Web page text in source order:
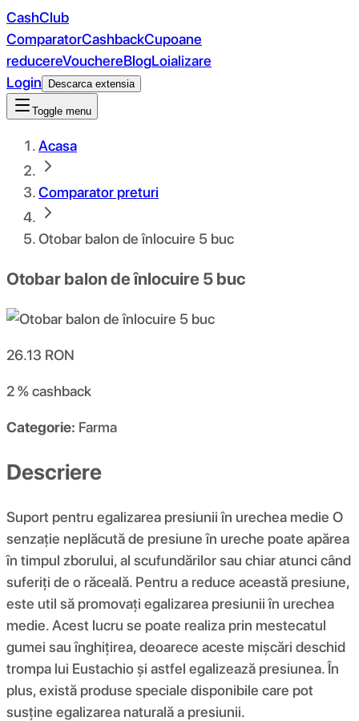
CashClub
ComparatorCashbackCupoane
reducereVouchereBlogLoializare
Login
Descarca extensia
Toggle menu
Acasa
Comparator preturi
Otobar balon de înlocuire 5 buc
Otobar balon de înlocuire 5 buc
26.13 RON
2 %cashback
Categorie: Farma
Descriere
Suport pentru egalizarea presiunii în urechea medie O
senzație neplăcută de presiune în ureche poate apărea
în timpul zborului, al scufundărilor sau chiar atunci când
suferiți de o răceală. Pentru a reduce această presiune,
este util să promovați egalizarea presiunii în urechea
medie. Acest lucru se poate realiza prin mestecatul
gumei sau înghițirea, deoarece aceste mișcări deschid
trompa lui Eustachio și astfel egalizează presiunea. În
plus, există produse speciale disponibile care pot
susține egalizarea naturală a presiunii.